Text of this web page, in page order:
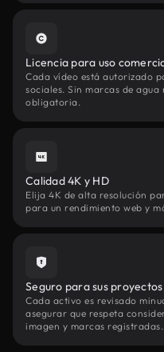
Licencia para uso
Cada vídeo está autorizado
sociales. Sin marcas de
obligatoria.
Calidad 4K y HD
Elija 4K de alta resolución
para un rendimiento web y
Seguro para sus proyectos
Cada activo es revisado
asegurar que respeta
imagen y marcas registradas.